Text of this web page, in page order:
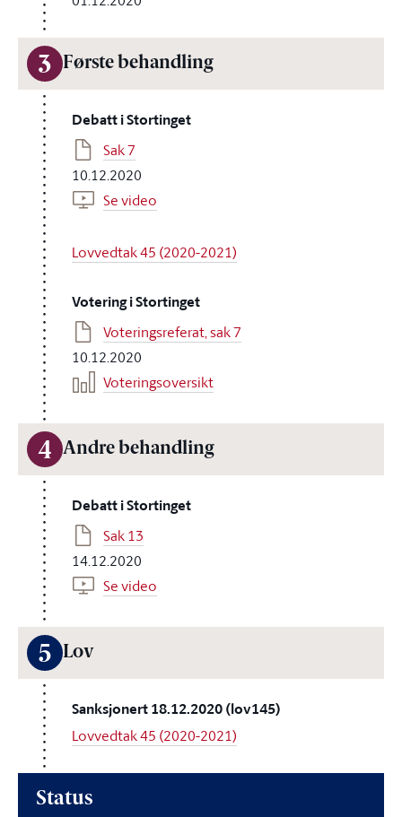
3 Første behandling
Debatt i Stortinget
Sak 7
10.12.2020
Se video
Lovvedtak 45 (2020-2021)
Votering i Stortinget
Voteringsreferat, sak 7
10.12.2020
Voteringsoversikt
4 Andre behandling
Debatt i Stortinget
Sak 13
14.12.2020
Se video
5 Lov
Sanksjonert 18.12.2020 (lov145)
Lovvedtak 45 (2020-2021)
Status